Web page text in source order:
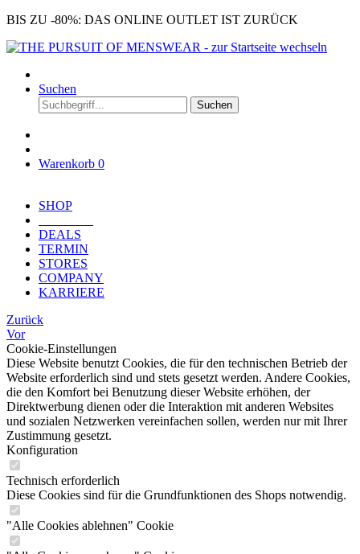
BIS ZU -80%: DAS ONLINE OUTLET IST ZURÜCK
Suchen
Suchen
Warenkorb 0
SHOP
DEALS
TERMIN
STORES
COMPANY
KARRIERE
Zurück
Vor
Cookie-Einstellungen
Diese Website benutzt Cookies, die für den technischen Betrieb der
Website erforderlich sind und stets gesetzt werden. Andere Cookies,
die den Komfort bei Benutzung dieser Website erhöhen, der
Direktwerbung dienen oder die Interaktion mit anderen Websites
und sozialen Netzwerken vereinfachen sollen, werden nur mit Ihrer
Zustimmung gesetzt.
Konfiguration
Technisch erforderlich
Diese Cookies sind für die Grundfunktionen des Shops notwendig.
"Alle Cookies ablehnen" Cookie